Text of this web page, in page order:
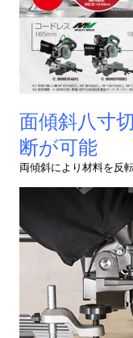
面傾斜八寸
断が可能
両傾斜により材料を反